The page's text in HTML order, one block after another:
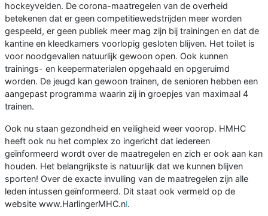
hockeyvelden. De corona-maatregelen van de overheid
betekenen dat er geen competitiewedstrijden meer worden
gespeeld, er geen publiek meer mag zijn bij trainingen en dat de
kantine en kleedkamers voorlopig gesloten blijven. Het toilet is
voor noodgevallen natuurlijk gewoon open. Ook kunnen
trainings- en keepermaterialen opgehaald en opgeruimd
worden. De jeugd kan gewoon trainen, de senioren hebben een
aangepast programma waarin zij in groepjes van maximaal 4
trainen.
Ook nu staan gezondheid en veiligheid weer voorop. HMHC
heeft ook nu het complex zo ingericht dat iedereen
geïnformeerd wordt over de maatregelen en zich er ook aan kan
houden. Het belangrijkste is natuurlijk dat we kunnen blijven
sporten! Over de exacte invulling van de maatregelen zijn alle
leden intussen geïnformeerd. Dit staat ook vermeld op de
website www.HarlingerMHC.nl.